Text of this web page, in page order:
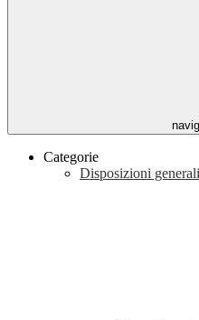
Categorie
Disposizioni generali